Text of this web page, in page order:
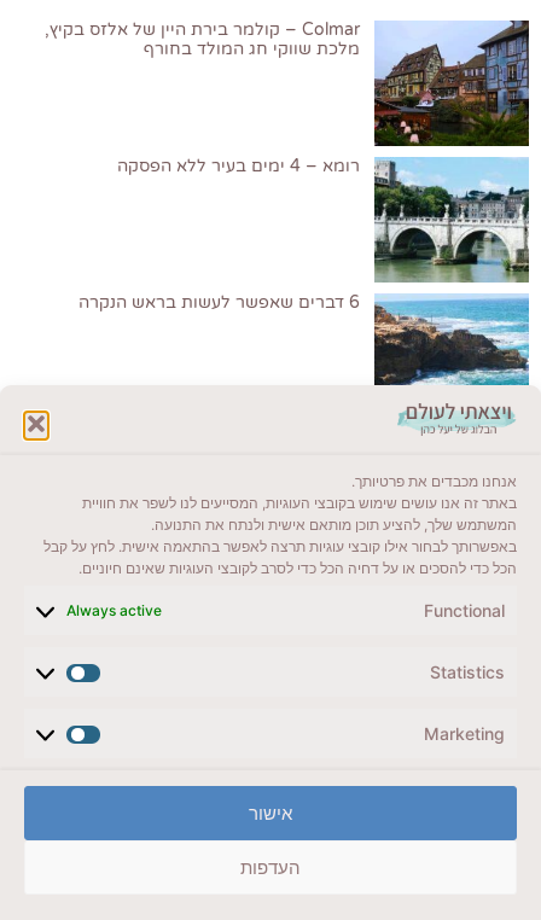
אנחנו מכבדים את פרטיותך.
באתר זה אנו עושים שימוש בקובצי העוגיות, המסייעים לנו לשפר את חוויית
המשתמש שלך, להציע תוכן מותאם אישית ולנתח את התנועה.
באפשרותך לבחור אילו קובצי עוגיות תרצה לאפשר בהתאמה אישית. לחץ על קבל
הכל כדי להסכים או על דחיה הכל כדי לסרב לקובצי העוגיות שאינם חיוניים.
Functional
Always active
Statistics
Marketing
אישור
העדפות
Colmar – קולמר בירת היין של אלזס בקיץ,
מלכת שווקי חג המולד בחורף
רומא – 4 ימים בעיר ללא הפסקה
6 דברים שאפשר לעשות בראש הנקרה
ייעדים מומלצים
מדריכים ועזרים
לשליחת הודעת וואטסאפ
veyatsati.laolam@gmail.com
מדיניות פרטיות // תנאי שימוש באתר